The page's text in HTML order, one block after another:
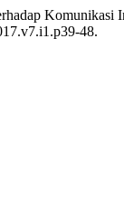
Komunikasi
48.